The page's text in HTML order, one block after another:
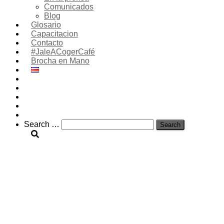
Comunicados
Blog
Glosario
Capacitacion
Contacto
#JaleACogerCafé
Brocha en Mano
Search
for:
Search …